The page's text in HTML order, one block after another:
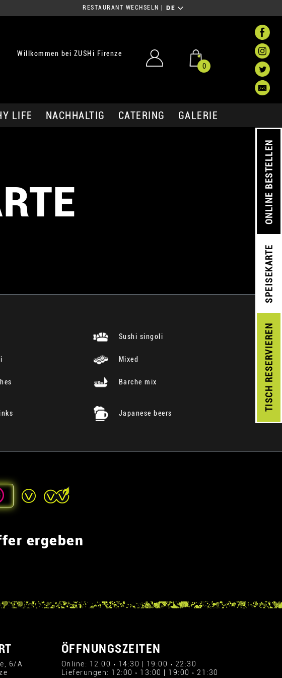
RESTAURANT WECHSELN DE
Willkommen bei ZUSHi Firenze
0
LIFE NACHHALTIG CATERING GALERIE
TISCH
RESERVIEREN
SPEISEKARTE
ONLINE BESTELLEN
Sushi singoli
Mixed
Barche mix
Japanese beers
ergeben
6/A
ÖFFNUNGSZEITEN
Online: 12:00 › 14:30 | 19:00 › 22:30
Lieferungen: 12:00 › 13:00 | 19:00 › 21:30